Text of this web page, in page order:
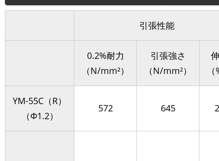
引張性能
0.2%耐力
（N/mm²）
引張強さ
（N/mm²）
YM-55C（R）
（Φ1.2）
572 645